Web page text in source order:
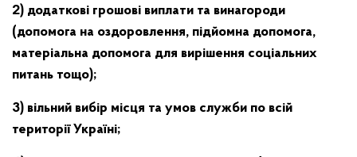
2) додаткові грошові виплати та винагороди
(допомога на оздоровлення, підйомна допомога,
матеріальна допомога для вирішення соціальних
питань тощо);
3) вільний вибір місця та умов служби по всій
території Україні;